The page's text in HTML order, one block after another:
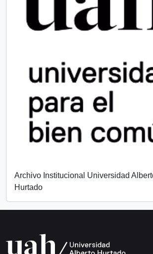
Archivo Institucional Universidad
Hurtado